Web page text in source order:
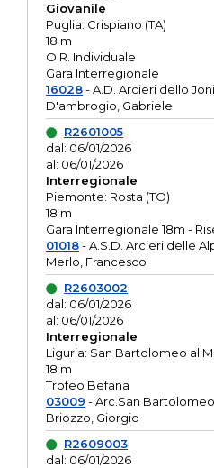
Giovanile
Puglia: Crispiano (TA)
18 m
O.R. Individuale
Gara Interregionale
16028- A.D. Arcieri dello
D'ambrogio, Gabriele
R2601005
dal: 06/01/2026
al: 06/01/2026
Interregionale
Piemonte: Rosta (TO)
18 m
Gara Interregionale 18m -
01018- A.S.D. Arcieri delle
Merlo, Francesco
R2603002
dal: 06/01/2026
al: 06/01/2026
Interregionale
Liguria: San Bartolomeo al
18 m
Trofeo Befana
03009 - Arc.San Bartolomeo
Briozzo, Giorgio
R2609003
dal: 06/01/2026